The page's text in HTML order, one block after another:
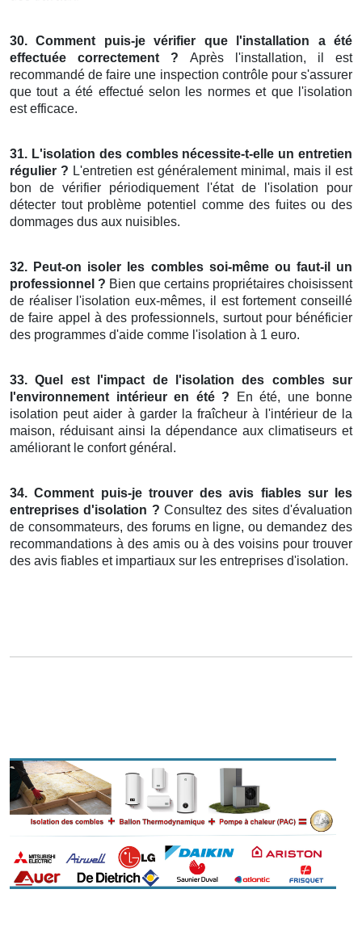
30. Comment puis-je vérifier que l'installation a été
effectuée correctement ? Après l'installation, il est
recommandé de faire une inspection contrôle pour s'assurer
que tout a été effectué selon les normes et que l'isolation
est efficace.
31. L'isolation des combles nécessite-t-elle un entretien
régulier ? L'entretien est généralement minimal, mais il est
bon de vérifier périodiquement l'état de l'isolation pour
détecter tout problème potentiel comme des fuites ou des
dommages dus aux nuisibles.
32. Peut-on isoler les combles soi-même ou faut-il un
professionnel ? Bien que certains propriétaires choisissent
de réaliser l'isolation eux-mêmes, il est fortement conseillé
de faire appel à des professionnels, surtout pour bénéficier
des programmes d'aide comme l'isolation à 1 euro.
33. Quel est l'impact de l'isolation des combles sur
l'environnement intérieur en été ? En été, une bonne
isolation peut aider à garder la fraîcheur à l'intérieur de la
maison, réduisant ainsi la dépendance aux climatiseurs et
améliorant le confort général.
34. Comment puis-je trouver des avis fiables sur les
entreprises d'isolation ? Consultez des sites d'évaluation
de consommateurs, des forums en ligne, ou demandez des
recommandations à des amis ou à des voisins pour trouver
des avis fiables et impartiaux sur les entreprises d'isolation.